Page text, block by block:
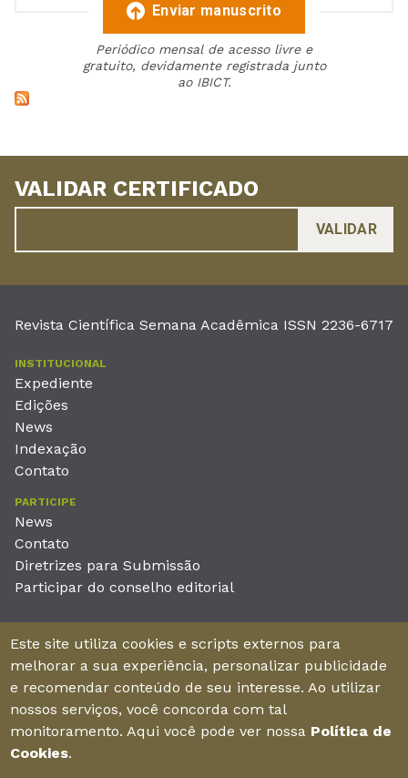
Enviar manuscrito
Periódico mensal de acesso livre e
gratuito, devidamente registrada junto
ao IBICT.
VALIDAR CERTIFICADO
Revista Científica Semana Acadêmica ISSN 2236-6717
INSTITUCIONAL
Expediente
Edições
News
Indexação
Contato
PARTICIPE
News
Contato
Diretrizes para Submissão
Participar do conselho editorial
Unieducar Inteligência Educacional Ltda
CNPJ: 05.569.970/0001-26
Av. Desembargador Moreira, No. 2001 – 11º andar - Bairro
Aldeota
Fortaleza – Ceará - Brasil - CEP 60170-001
Este site utiliza cookies e scripts externos para
melhorar a sua experiência, personalizar publicidade
e recomendar conteúdo de seu interesse. Ao utilizar
nossos serviços, você concorda com tal
monitoramento. Aqui você pode ver nossa Política de
Cookies.